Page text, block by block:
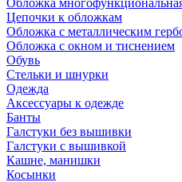
Обложка
Цепочки к обложкам
Обложка с металлическим
Обложка с окном и тиснением
Обувь
Стельки и шнурки
Одежда
Аксессуары к одежде
Банты
Галстуки без вышивки
Галстуки с вышивкой
Кашне, манишки
Косынки